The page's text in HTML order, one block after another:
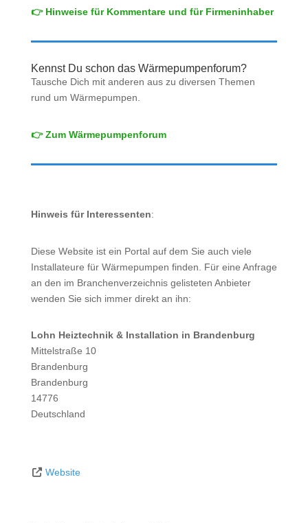
👉 Hinweise für Kommentare und für Firmeninhaber
Kennst Du schon das Wärmepumpenforum?
Tausche Dich mit anderen aus zu diversen Themen
rund um Wärmepumpen.
👉 Zum Wärmepumpenforum
Hinweis für Interessenten:
Diese Website ist ein Portal auf dem Sie auch viele
Installateure für Wärmepumpen finden. Für eine Anfrage
an den im Branchenverzeichnis gelisteten Anbieter
wenden Sie sich immer direkt an ihn:
Lohn Heiztechnik & Installation in Brandenburg
Mittelstraße 10
Brandenburg
Brandenburg
14776
Deutschland
Website